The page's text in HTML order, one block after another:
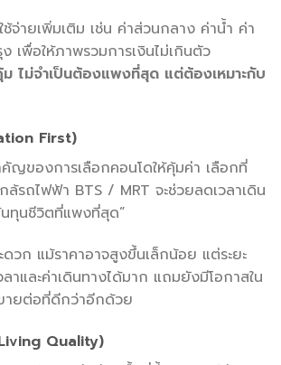
จ่ายเพิ่มเติม เช่น ค่าส่วนกลาง ค่าน้ำ ค่า
เพื่อให้ภาพรวมการเงินไม่เกินตัว
ม ไม่จำเป็นต้องแพงที่สุด แต่ต้องเหมาะกับ
First)
คัญของการเลือกคอนโดให้คุ้มค่า เลือกที่
ล้รถไฟฟ้า BTS / MRT จะช่วยลดเวลาเดิน
ทุนชีวิตที่แพงที่สุด”
ดวก แม้ราคาอาจสูงขึ้นเล็กน้อย แต่ระยะ
าและค่าเดินทางได้มาก แถมยังมีโอกาสใน
ายต่อที่ดีกว่าอีกด้วย
Quality)